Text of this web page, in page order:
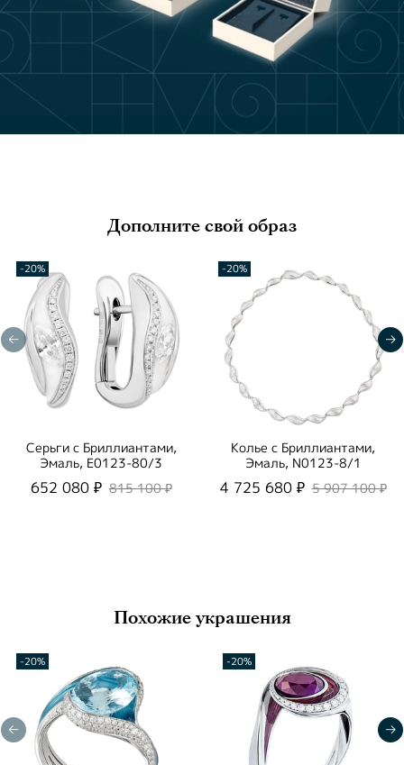
Дополните свой образ
-20%
Серьги с Бриллиантами,
Эмаль, E0123-80/3
652 080 ₽ 815 100 ₽
-20%
Колье с Бриллиантами,
Эмаль, N0123-8/1
4 725 680 ₽ 5 907 100 ₽
Похожие украшения
-20% -20%